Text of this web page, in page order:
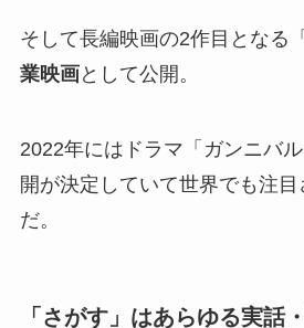
そして長編映画の2作目となる
業映画として公開。
2022年にはドラマ「ガンニバ
開が決定していて世界でも注
だ。
「さがす」はあらゆる実話